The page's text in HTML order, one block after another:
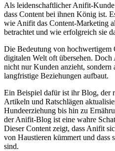
Als leidenschaftlicher Anifit-
dass Content bei ihnen König ist.
wie Anifit das Content-Marketing
betrachtet und wie erfolgreich sie
Die Bedeutung von hochwertigem
digitalen Welt oft übersehen.
nicht nur Kunden anzieht, sondern
langfristige Beziehungen aufbaut.
Ein Beispiel dafür ist ihr Blog, der
Artikeln und Ratschlägen
Hundeerziehung bis hin zu
der Anifit-Blog ist eine wahre
Dieser Content zeigt, dass Anifit
von Haustieren kümmert und dass
sind.